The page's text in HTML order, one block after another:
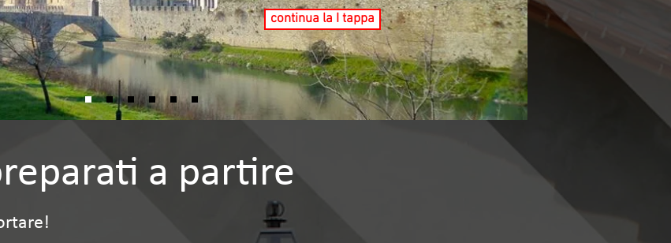
continua la I tappa
a partire